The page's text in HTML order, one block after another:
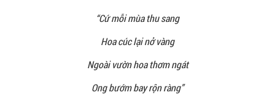
“Cứ mỗi mùa thu sang
Hoa cúc lại nở vàng
Ngoài vườn hoa thơm ngát
Ong bướm bay rộn ràng”